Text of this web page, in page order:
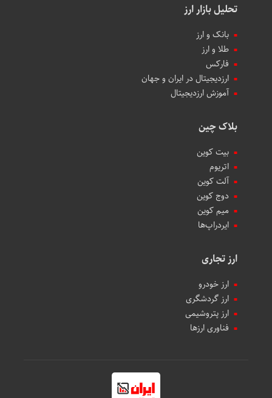
تحلیل بازار ارز
بانک و ارز
طلا و ارز
فارکس
ارزدیجیتال در ایران و جهان
آموزش ارزدیجیتال
بلاک چین
بیت کوین
اتریوم
آلت کوین
دوج کوین
میم کوین‌
ایردراپ‌ها
ارز تجاری
ارز خودرو
ارز گردشگری
ارز پتروشیمی
فناوری ارزها